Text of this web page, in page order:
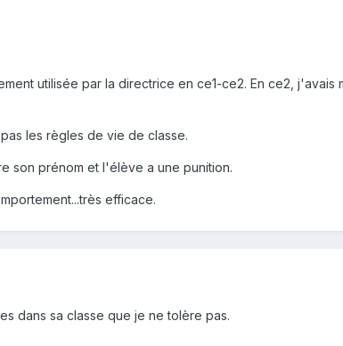
utilisée par la directrice en ce1-ce2. En ce2, j'avais
les règles de vie de classe.
son prénom et l'élève a une punition.
efficace.
dans sa classe que je ne tolère pas.